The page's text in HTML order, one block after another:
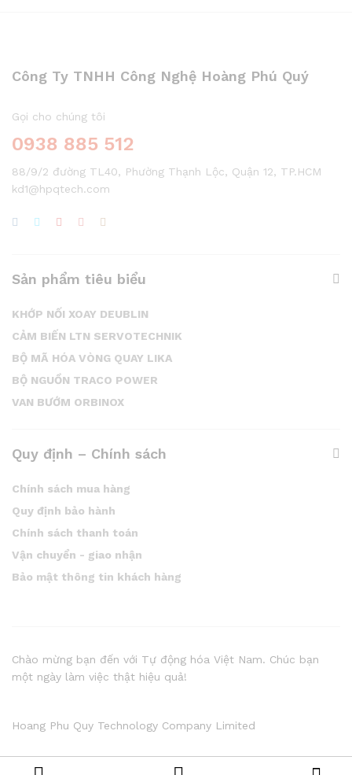
Công Ty TNHH Công Nghệ Hoàng Phú Quý
Gọi cho chúng tôi
0938 885 512
88/9/2 đường TL40, Phường Thạnh Lộc, Quận 12, TP.HCM
kd1@hpqtech.com
Sản phẩm tiêu biểu
KHỚP NỐI XOAY DEUBLIN
CẢM BIẾN LTN SERVOTECHNIK
BỘ MÃ HÓA VÒNG QUAY LIKA
BỘ NGUỒN TRACO POWER
VAN BƯỚM ORBINOX
Quy định – Chính sách
Chính sách mua hàng
Quy định bảo hành
Chính sách thanh toán
Vận chuyển - giao nhận
Bảo mật thông tin khách hàng
Hoang Phu Quy Technology Company Limited
Chào mừng bạn đến với Tự động hóa Việt Nam. Chúc bạn
một ngày làm việc thật hiệu quả!